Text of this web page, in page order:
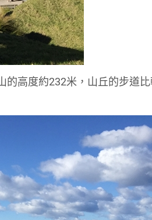
的高度約232米，山丘的步道